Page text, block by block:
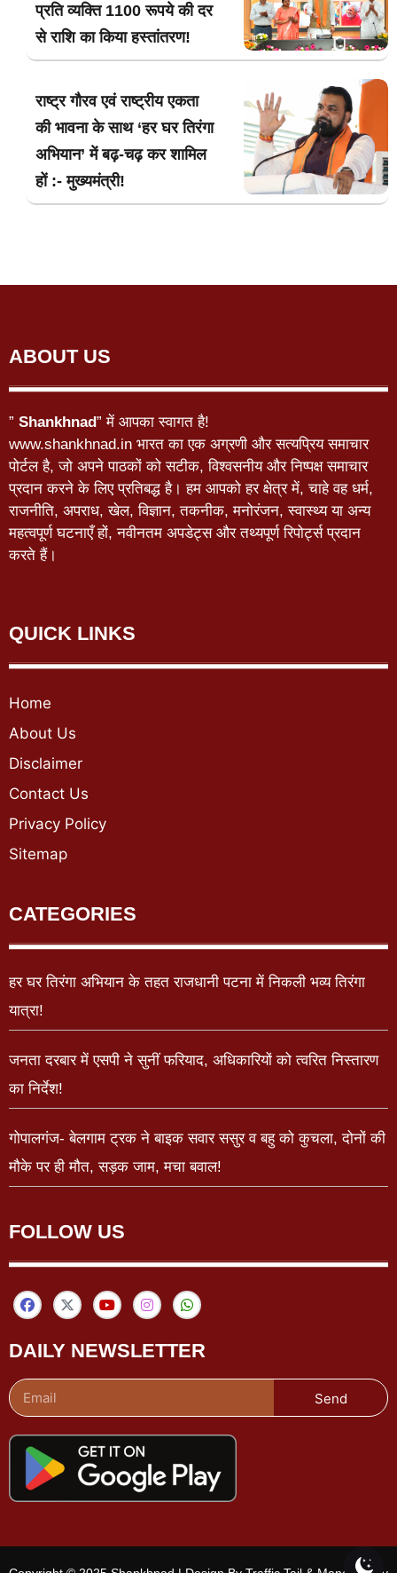
प्रति व्यक्ति 1100 रूपये की दर
से राशि का किया हस्तांतरण!
राष्ट्र गौरव एवं राष्ट्रीय एकता
की भावना के साथ ‘हर घर तिरंगा
अभियान’ में बढ़-चढ़ कर शामिल
हों :- मुख्यमंत्री!
ABOUT US
” Shankhnad” में आपका स्वागत है!
www.shankhnad.in भारत का एक अग्रणी और सत्यप्रिय समाचार
पोर्टल है, जो अपने पाठकों को सटीक, विश्वसनीय और निष्पक्ष समाचार
प्रदान करने के लिए प्रतिबद्ध है। हम आपको हर क्षेत्र में, चाहे वह धर्म,
राजनीति, अपराध, खेल, विज्ञान, तकनीक, मनोरंजन, स्वास्थ्य या अन्य
महत्वपूर्ण घटनाएँ हों, नवीनतम अपडेट्स और तथ्यपूर्ण रिपोर्ट्स प्रदान
करते हैं।
QUICK LINKS
Home
About Us
Disclaimer
Contact Us
Privacy Policy
Sitemap
CATEGORIES
हर घर तिरंगा अभियान के तहत राजधानी पटना में निकली भव्य तिरंगा
यात्रा!
जनता दरबार में एसपी ने सुनीं फरियाद, अधिकारियों को त्वरित निस्तारण
का निर्देश!
गोपालगंज- बेलगाम ट्रक ने बाइक सवार ससुर व बहु को कुचला, दोनों की
मौके पर ही मौत, सड़क जाम, मचा बवाल!
FOLLOW US
DAILY NEWSLETTER
Send